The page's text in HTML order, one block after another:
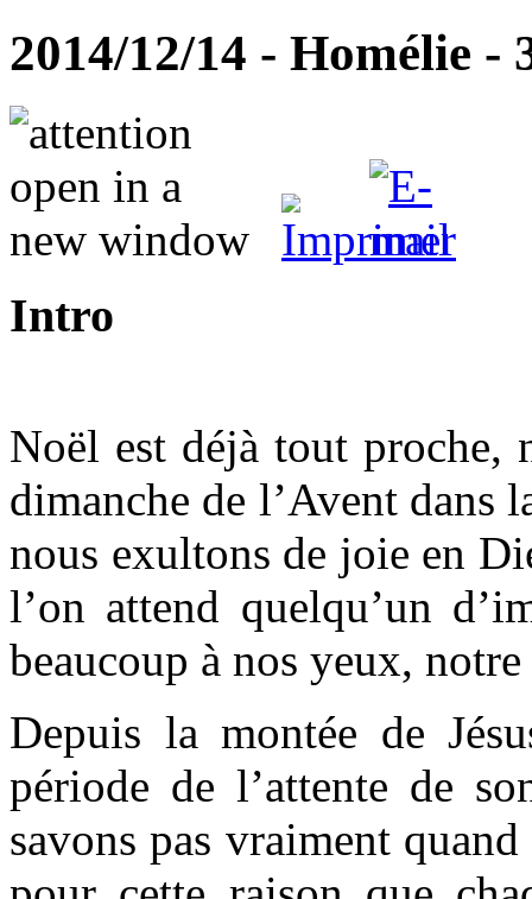
2014/12/14 - Homélie -
Intro
Noël est déjà tout proche,
dimanche de l’Avent dans
nous exultons de joie en
l’on attend quelqu’un
beaucoup à nos yeux,
Depuis la montée de
période de l’attente de
savons pas vraiment